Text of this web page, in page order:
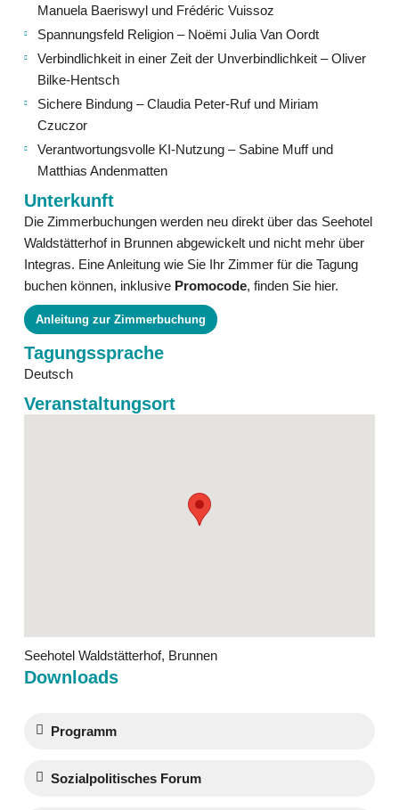
Manuela Baeriswyl und Frédéric Vuissoz
Spannungsfeld Religion – Noëmi Julia Van Oordt
Verbindlichkeit in einer Zeit der Unverbindlichkeit – Oliver
Bilke-Hentsch
Sichere Bindung – Claudia Peter-Ruf und Miriam
Czuczor
Verantwortungsvolle KI-Nutzung – Sabine Muff und
Matthias Andenmatten
Unterkunft
Die Zimmerbuchungen werden neu direkt über das Seehotel
Waldstätterhof in Brunnen abgewickelt und nicht mehr über
Integras. Eine Anleitung wie Sie Ihr Zimmer für die Tagung
buchen können, inklusive Promocode, finden Sie hier.
Anleitung zur Zimmerbuchung
Tagungssprache
Deutsch
Veranstaltungsort
Seehotel Waldstätterhof, Brunnen
Downloads
Programm
Sozialpolitisches Forum